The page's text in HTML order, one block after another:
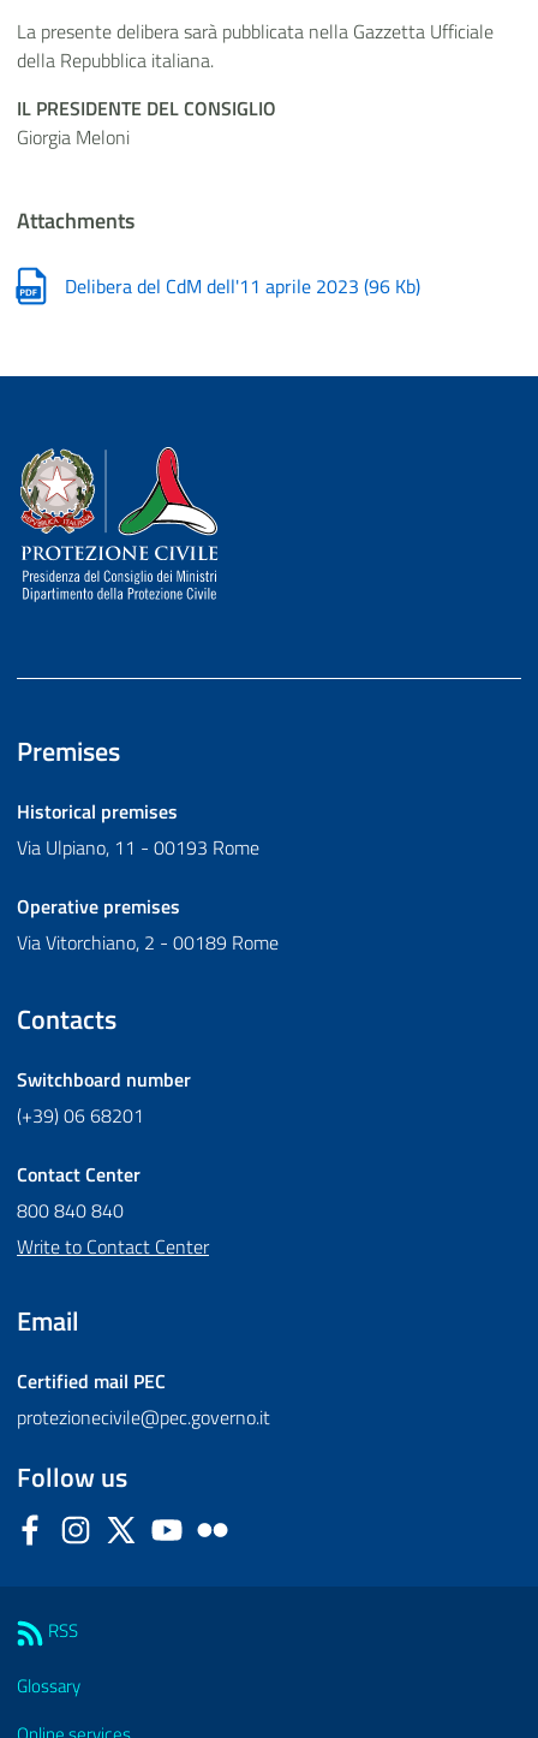
La presente delibera sarà pubblicata nella Gazzetta Ufficiale
della Repubblica italiana.
IL PRESIDENTE DEL CONSIGLIO
Giorgia Meloni
Attachments
Delibera del CdM dell'11 aprile 2023 (96 Kb)
Dipartimento della Protezione Civile
Premises
Historical premises
Via Ulpiano, 11 - 00193 Rome
Operative premises
Via Vitorchiano, 2 - 00189 Rome
Contacts
Switchboard number
(+39) 06 68201
Contact Center
800 840 840
Write to Contact Center
Email
Certified mail PEC
protezionecivile@pec.governo.it
Follow us
FacebookInstagram
Twitter YouTube
RSS
Glossary